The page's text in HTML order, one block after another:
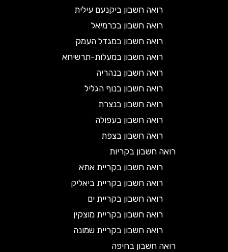
רואה חשבון ביקנעם עילית
רואה חשבון בכרמיאל
רואה חשבון במגדל העמק
רואה חשבון במעלות-תרשיחא
רואה חשבון בנהריה
רואה חשבון בנוף הגליל
רואה חשבון בנצרת
רואה חשבון בעפולה
רואה חשבון בצפת
רואה חשבון בקריות
רואה חשבון בקריית אתא
רואה חשבון בקריית ביאליק
רואה חשבון בקריית ים
רואה חשבון בקריית מוצקין
רואה חשבון בקריית שמונה
רואה חשבון בחיפה